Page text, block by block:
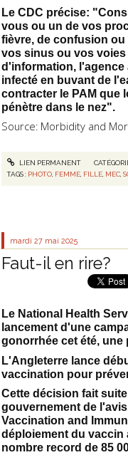
Le CDC précise:
vous ou un de vos
fièvre, de confusion
vos sinus ou vos
d'information, l'agence
infecté en buvant de
contracter le PAM que
pénètre dans le nez".
Source: Morbidity and
LIEN PERMANENT
TAGS : PHOTO FEMME FILLE MEC ,
mardi 27 mai 2025
Faut-il en rire?
Le National Health
lancement d'une
gonorrhée cet été, une
L'Angleterre lance
vaccination pour
Cette décision fait
gouvernement de
Vaccination and
déploiement du vaccin
nombre record de 85